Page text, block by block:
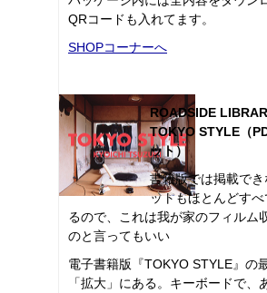
QRコードも入れてます。
SHOPコーナーへ
ROADSIDE
TOKYO STYLE（
ット）
書籍版では掲載で
ットもほとんどす
るので、これは我が家のフィルム
のと言ってもいい
電子書籍版『TOKYO STYLE』の
「拡大」にある。キーボードで、